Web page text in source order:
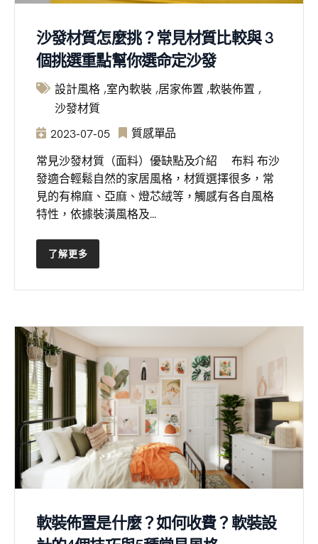
沙發材質怎麼挑？常見材質比較與 3
個挑選重點幫你選命定沙發
設計風格 室內軟裝 居家佈置 軟裝佈置
沙發材質
2023-07-05
質感單品
常見沙發材質（面料）優缺點及介紹 布料 布沙
發適合輕鬆自然的家居風格，材質選擇很多，常
見的有棉麻、亞麻、燈芯絨等，觸感有各自風格
特性，依據裝潢風格及...
了解更多
軟裝佈置是什麼？如何收費？軟裝設